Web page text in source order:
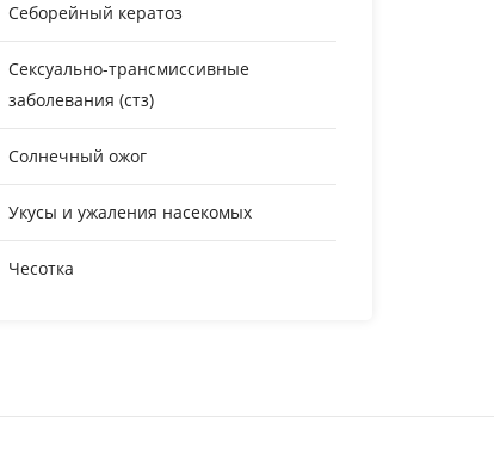
Себорейный кератоз
Сексуально-трансмиссивные
заболевания (стз)
Солнечный ожог
Укусы и ужаления насекомых
Чесотка